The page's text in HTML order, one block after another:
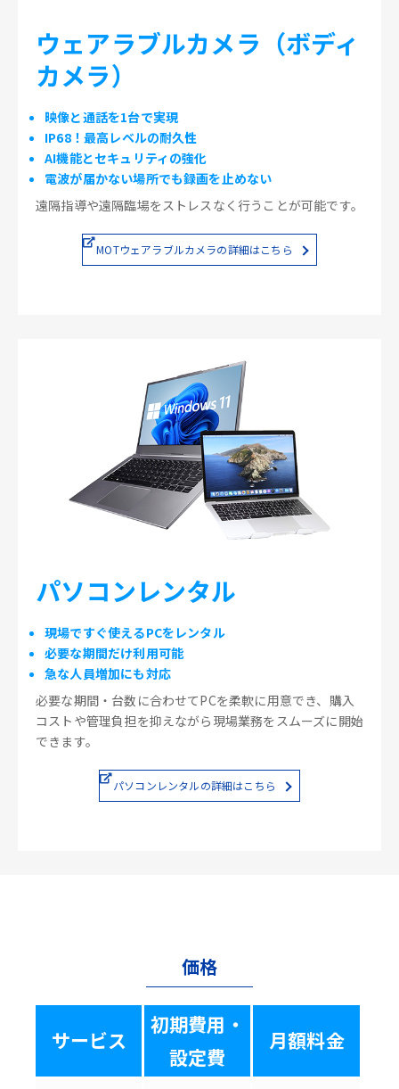
ウェアラブルカメラ（ボディ
カメラ）
映像と通話を1台で実現
IP68！最高レベルの耐久性
AI機能とセキュリティの強化
電波が届かない場所でも録画を止めない
遠隔指導や遠隔臨場をストレスなく行うことが可能です。
MOTウェアラブルカメラの詳細はこちら
パソコンレンタル
現場ですぐ使えるPCをレンタル
必要な期間だけ利用可能
急な人員増加にも対応
必要な期間・台数に合わせてPCを柔軟に用意でき、購入
コストや管理負担を抑えながら現場業務をスムーズに開始
できます。
パソコンレンタルの詳細はこちら
価格
サービス
初期費用・
設定費
月額料金